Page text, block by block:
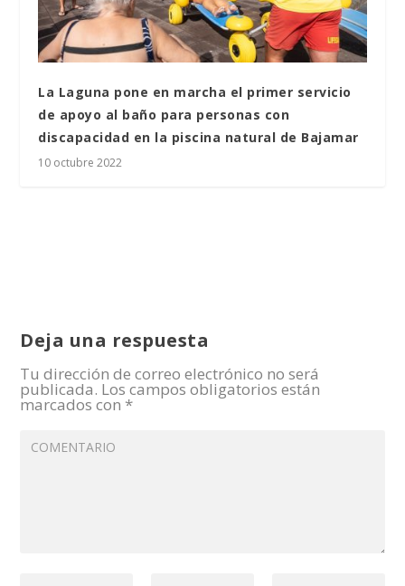
La Laguna pone en marcha el primer servicio
de apoyo al baño para personas con
discapacidad en la piscina natural de Bajamar
10 octubre 2022
Deja una respuesta
Tu dirección de correo electrónico no será
publicada. Los campos obligatorios están
marcados con *